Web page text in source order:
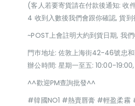
(客人若要寄貨請在付款後通知: 收
4 收到入數後我們會跟你確認, 貨
~POST上會註明大約到貨日期, 我
門巿地址: 佐敦上海街42-46號忠
辦公時間: 星期一至五: 10:00-
^^歡迎PM查詢批發^^
#韓國NO1 #熱賣唇膏 #輕盈柔霧